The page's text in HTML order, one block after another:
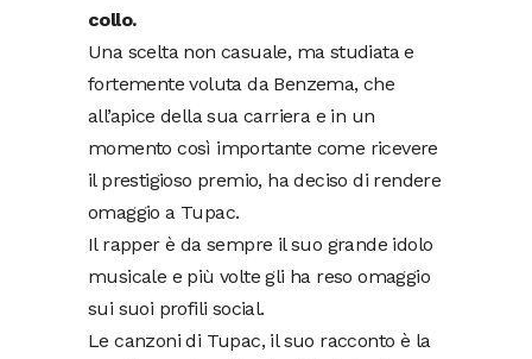
collo.
Una scelta non casuale, ma studiata e
fortemente voluta da Benzema, che
all’apice della sua carriera e in un
momento così importante come ricevere
il prestigioso premio, ha deciso di rendere
omaggio a Tupac.
Il rapper è da sempre il suo grande idolo
musicale e più volte gli ha reso omaggio
sui suoi profili social.
Le canzoni di Tupac, il suo racconto è la